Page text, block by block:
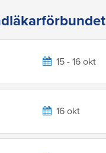
15 - 16 okt
16 okt